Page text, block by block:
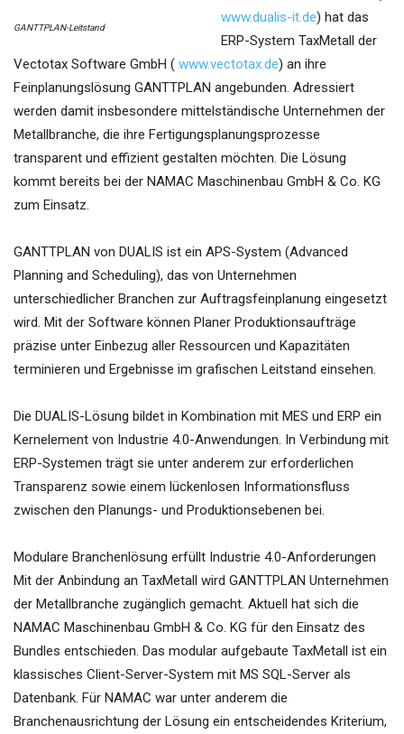
GANTTPLAN-Leitstand
www.dualis-it.de) hat das
ERP-System TaxMetall der
Vectotax Software GmbH ( www.vectotax.de) an ihre
Feinplanungslösung GANTTPLAN angebunden. Adressiert
werden damit insbesondere mittelständische Unternehmen der
Metallbranche, die ihre Fertigungsplanungsprozesse
transparent und effizient gestalten möchten. Die Lösung
kommt bereits bei der NAMAC Maschinenbau GmbH & Co. KG
zum Einsatz.
GANTTPLAN von DUALIS ist ein APS-System (Advanced
Planning and Scheduling), das von Unternehmen
unterschiedlicher Branchen zur Auftragsfeinplanung eingesetzt
wird. Mit der Software können Planer Produktionsaufträge
präzise unter Einbezug aller Ressourcen und Kapazitäten
terminieren und Ergebnisse im grafischen Leitstand einsehen.
Die DUALIS-Lösung bildet in Kombination mit MES und ERP ein
Kernelement von Industrie 4.0-Anwendungen. In Verbindung mit
ERP-Systemen trägt sie unter anderem zur erforderlichen
Transparenz sowie einem lückenlosen Informationsfluss
zwischen den Planungs- und Produktionsebenen bei.
Modulare Branchenlösung erfüllt Industrie 4.0-Anforderungen
Mit der Anbindung an TaxMetall wird GANTTPLAN Unternehmen
der Metallbranche zugänglich gemacht. Aktuell hat sich die
NAMAC Maschinenbau GmbH & Co. KG für den Einsatz des
Bundles entschieden. Das modular aufgebaute TaxMetall ist ein
klassisches Client-Server-System mit MS SQL-Server als
Datenbank. Für NAMAC war unter anderem die
Branchenausrichtung der Lösung ein entscheidendes Kriterium,